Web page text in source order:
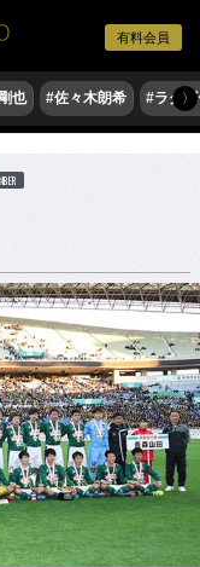
有料会員
也 #佐々木朗希 #ラグ〉